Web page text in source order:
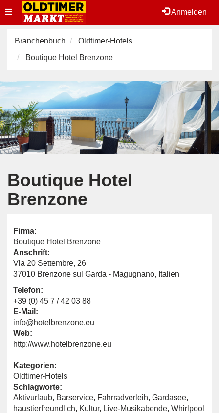
Anmelden
Toggle
navigation
Branchenbuch
Oldtimer-Hotels
Boutique Hotel Brenzone
Boutique Hotel
Brenzone
Firma:
Boutique Hotel Brenzone
Anschrift:
Via 20 Settembre, 26
37010 Brenzone sul Garda - Magugnano, Italien
Telefon:
+39 (0) 45 7 / 42 03 88
E-Mail:
info@hotelbrenzone.eu
Web:
http://www.hotelbrenzone.eu
Kategorien:
Oldtimer-Hotels
Schlagworte:
Aktivurlaub, Barservice, Fahrradverleih, Gardasee,
haustierfreundlich, Kultur, Live-Musikabende, Whirlpool